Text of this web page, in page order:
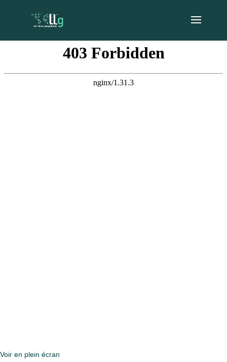
Voir en plein écran